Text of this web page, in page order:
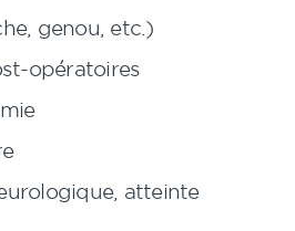
genou, etc.)
opératoires
atteinte